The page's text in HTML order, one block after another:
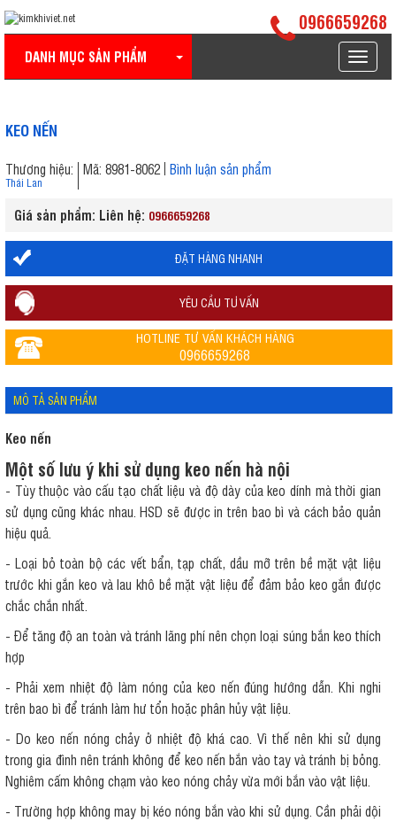
Toggle
DANH MỤC SẢN PHẨM
0966659268
KEO NẾN
Thương hiệu:
Thái Lan
Mã: 8981-8062 Bình luận sản phẩm
Giá sản phẩm: Liên hệ: 0966659268
ĐẶT HÀNG NHANH
YÊU CẦU TƯ VẤN
HOTLINE TƯ VẤN KHÁCH HÀNG
0966659268
MÔ TẢ SẢN PHẨM
Keo nến
Một số lưu ý khi sử dụng keo nến hà nội
- Tùy thuộc vào cấu tạo chất liệu và độ dày của keo dính mà thời gian
sử dụng cũng khác nhau. HSD sẽ được in trên bao bì và cách bảo quản
hiệu quả.
- Loại bỏ toàn bộ các vết bẩn, tạp chất, dầu mỡ trên bề mặt vật liệu
trước khi gắn keo và lau khô bề mặt vật liệu để đảm bảo keo gắn được
chắc chắn nhất.
- Để tăng độ an toàn và tránh lãng phí nên chọn loại súng bắn keo thích
hợp
- Phải xem nhiệt độ làm nóng của keo nến đúng hướng dẫn. Khi nghi
trên bao bì để tránh làm hư tổn hoặc phân hủy vật liệu.
- Do keo nến nóng chảy ở nhiệt độ khá cao. Vì thế nên khi sử dụng
trong gia đình nên tránh không để keo nến bắn vào tay và tránh bị bỏng.
Nghiêm cấm không chạm vào keo nóng chảy vừa mới bắn vào vật liệu.
- Trường hợp không may bị kéo nóng bắn vào khi sử dụng. Cần phải dội